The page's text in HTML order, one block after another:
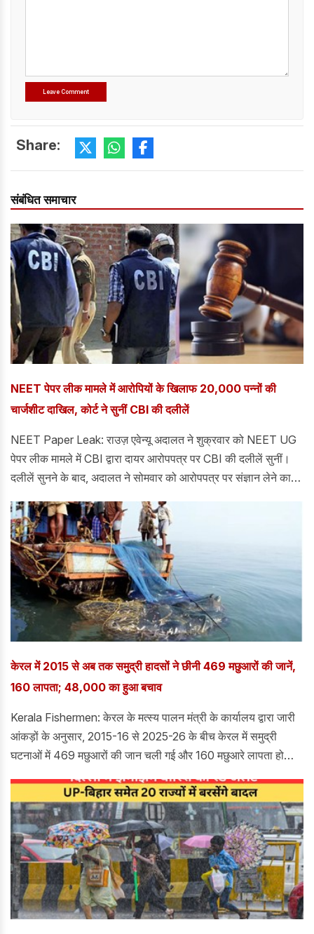
Share:
संबंधित समाचार
NEET पेपर लीक मामले में आरोपियों के खिलाफ 20,000 पन्नों की
चार्जशीट दाखिल, कोर्ट ने सुनीं CBI की दलीलें
NEET Paper Leak: राउज़ एवेन्यू अदालत ने शुक्रवार को NEET UG
पेपर लीक मामले में CBI द्वारा दायर आरोपपत्र पर CBI की दलीलें सुनीं।
दलीलें सुनने के बाद, अदालत ने सोमवार को आरोपपत्र पर संज्ञान लेने का
खिलाफ लगभग 20,000 पृष्ठों का आरोपपत्र दायर किया है।
केरल में 2015 से अब तक समुद्री हादसों ने छीनी 469 मछुआरों की जानें,
160 लापता; 48,000 का हुआ बचाव
Kerala Fishermen: केरल के मत्स्य पालन मंत्री के कार्यालय द्वारा जारी
आंकड़ों के अनुसार, 2015-16 से 2025-26 के बीच केरल में समुद्री
घटनाओं में 469 मछुआरों की जान चली गई और 160 मछुआरे लापता हो